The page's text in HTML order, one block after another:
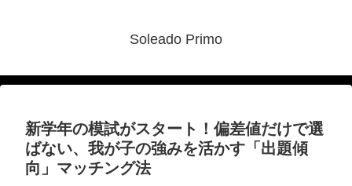
Soleado Primo
新学年の模試がスタート！偏差値だけで選
ばない、我が子の強みを活かす「出題傾
向」マッチング法